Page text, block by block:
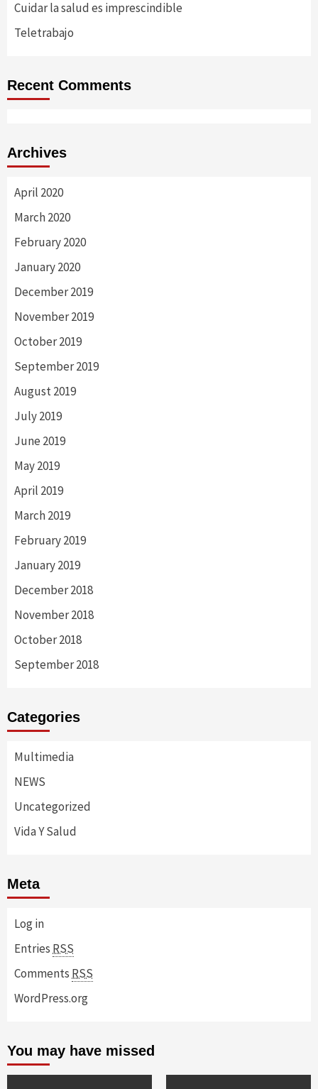
Cuidar la salud es imprescindible
Teletrabajo
Recent Comments
Archives
April 2020
March 2020
February 2020
January 2020
December 2019
November 2019
October 2019
September 2019
August 2019
July 2019
June 2019
May 2019
April 2019
March 2019
February 2019
January 2019
December 2018
November 2018
October 2018
September 2018
Categories
Multimedia
NEWS
Uncategorized
Vida Y Salud
Meta
Log in
Entries RSS
Comments RSS
WordPress.org
You may have missed